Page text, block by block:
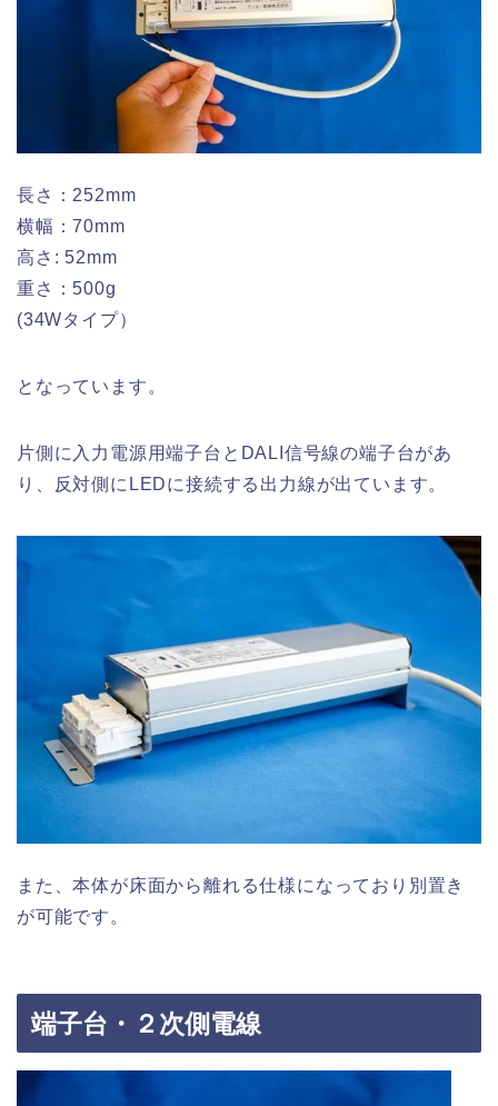
長さ：252mm
横幅：70mm
高さ: 52mm
重さ：500g
(34Wタイプ）
となっています。
片側に入力電源用端子台とDALI信号線の端子台があ
り、反対側にLEDに接続する出力線が出ています。
また、本体が床面から離れる仕様になっており別置き
が可能です。
端子台・２次側電線